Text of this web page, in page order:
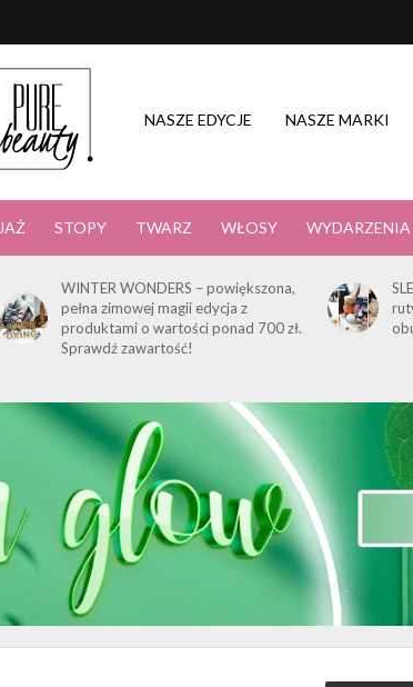
NASZE EDYCJE NASZE MARKI
STOPY TWARZ WŁOSY WYDARZENIA
WINTER WONDERS – powiększona,
pełna zimowej magii edycja z
produktami o wartości ponad 700 zł.
Sprawdź zawartość!